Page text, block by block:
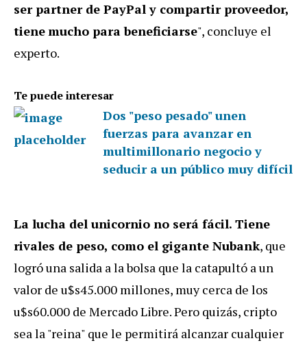
ser partner de PayPal y compartir proveedor,
tienemucho para beneficiarse", concluye el
experto.
Te puede interesar
Dos "peso pesado" unen
fuerzas para avanzar en
multimillonario negocio y
seducir a un público muy difícil
La lucha del unicornio no será fácil. Tiene
rivales de peso, como el gigante Nubank, que
logró una salida a la bolsa que la catapultó a un
valor de u$s45.000 millones, muy cerca de los
u$s60.000 de Mercado Libre. Pero quizás, cripto
sea la "reina" que le permitirá alcanzar cualquier